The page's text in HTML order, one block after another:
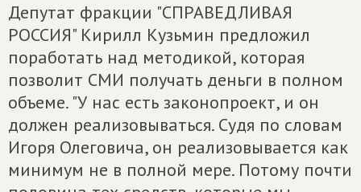
Депутат фракции "СПРАВЕДЛИВАЯ
РОССИЯ" Кирилл Кузьмин предложил
поработать над методикой, которая
позволит СМИ получать деньги в полном
объеме. "У нас есть законопроект, и он
должен реализовываться. Судя по словам
Игоря Олеговича, он реализовывается как
минимум не в полной мере. Потому почти